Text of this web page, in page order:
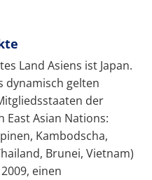
Land Asiens ist Japan.
dynamisch gelten
der
East Asian Nations:
Kambodscha,
Brunei, Vietnam)
einen